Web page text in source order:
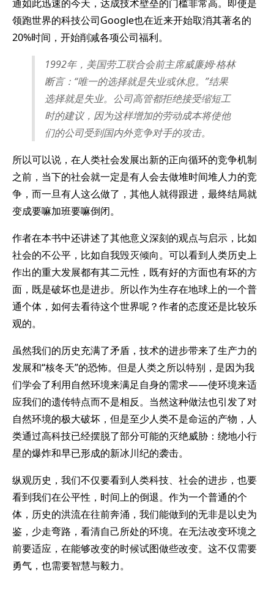
通如此迅速的今天，达成技术壁垒的门槛非常高。即使是
领跑世界的科技公司Google也在近来开始取消其著名的
20%时间，开始削减各项公司福利。
1992年，美国劳工联合会前主席威廉姆·格林
断言：“唯一的选择就是失业或休息。”结果
选择就是失业。公司高管都拒绝接受缩短工
时的建议，因为这样增加的劳动成本将使他
们的公司受到国内外竞争对手的攻击。
所以可以说，在人类社会发展出新的正向循环的竞争机制
之前，当下的社会就一定是有人会去做堆时间堆人力的竞
争，而一旦有人这么做了，其他人就得跟进，最终结局就
变成要嘛加班要嘛倒闭。
作者在本书中还讲述了其他意义深刻的观点与启示，比如
社会的不公平，比如自我毁灭倾向。可以看到人类历史上
作出的重大发展都有其二元性，既有好的方面也有坏的方
面，既是破坏也是进步。所以作为生存在地球上的一个普
通个体，如何去看待这个世界呢？作者的态度还是比较乐
观的。
虽然我们的历史充满了矛盾，技术的进步带来了生产力的
发展和“核冬天”的恐怖。但是人类之所以特别，是因为我
们学会了利用自然环境来满足自身的需求——使环境来适
应我们的遗传特点而不是相反。当然这种做法也引发了对
自然环境的极大破坏，但是至少人类不是命运的产物，人
类通过高科技已经摆脱了部分可能的灭绝威胁：绕地小行
星的爆炸和早已形成的新冰川纪的袭击。
纵观历史，我们不仅要看到人类科技、社会的进步，也要
看到我们在公平性，时间上的倒退。作为一个普通的个
体，历史的洪流在往前奔涌，我们能做到的无非是以史为
鉴，少走弯路，看清自己所处的环境。在无法改变环境之
前要适应，在能够改变的时候试图做些改变。这不仅需要
勇气，也需要智慧与毅力。